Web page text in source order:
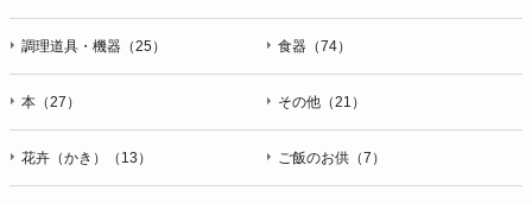
調理道具・機器（25） 食器（74）
本（27） その他（21）
花卉（かき）（13） ご飯のお供（7）